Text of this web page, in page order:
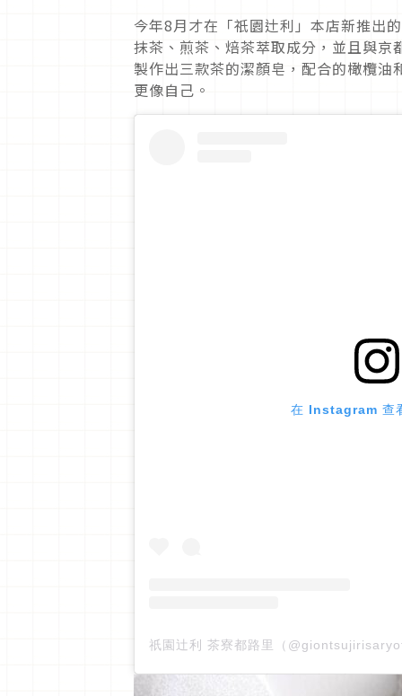
今年8月才在「祇園辻利」本店新推出
抹茶、煎茶、焙茶萃取成分，並且與
製作出三款茶的潔顏皂，配合的橄欖
更像自己。
在 Instagram 查
祇園辻利 茶寮都路里（